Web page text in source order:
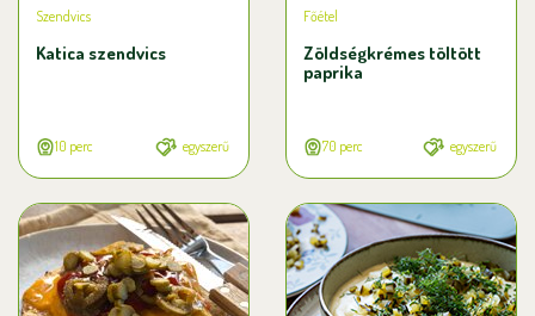
Szendvics
Katica szendvics
10 perc egyszerű
Főétel
Zöldségkrémes töltött
paprika
70 perc egyszerű